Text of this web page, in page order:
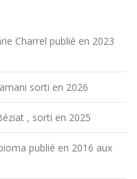
Charrel publié en 2023
sorti en 2026
, sorti en 2025
publié en 2016 aux